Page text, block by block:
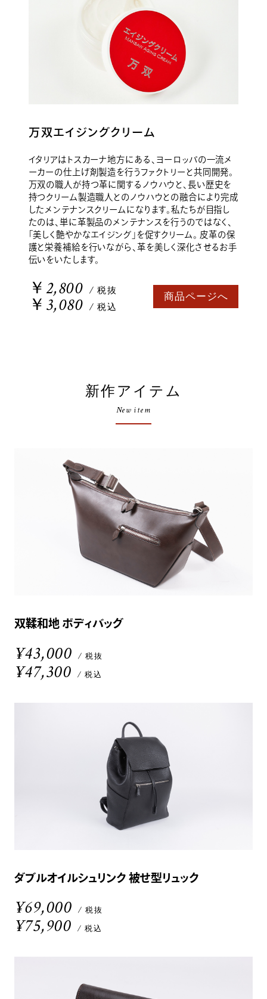
万双エイジングクリーム
イタリアはトスカーナ地方にある、ヨーロッパの一流メ
ーカーの仕上げ剤製造を行うファクトリーと共同開発。
万双の職人が持つ革に関するノウハウと、長い歴史を
持つクリーム製造職人とのノウハウとの融合により完成
したメンテナンスクリームになります。私たちが目指し
たのは、単に革製品のメンテナンスを行うのではなく、
「美しく艶やかなエイジング」を促すクリーム。 皮革の保
護と栄養補給を行いながら、革を美しく深化させるお手
伝いをいたします。
￥2,800 / 税抜
￥3,080 / 税込
商品ページへ
新作アイテム
New item
双鞣和地 ボディバッグ
¥43,000 / 税抜
¥47,300 / 税込
ダブルオイルシュリンク 被せ型リュック
¥69,000 / 税抜
¥75,900 / 税込